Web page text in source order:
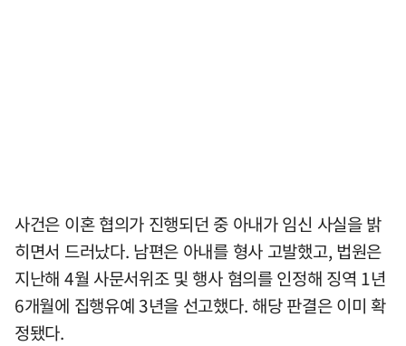
사건은 이혼 협의가 진행되던 중 아내가 임신 사실을 밝
히면서 드러났다. 남편은 아내를 형사 고발했고, 법원은
지난해 4월 사문서위조 및 행사 혐의를 인정해 징역 1년
6개월에 집행유예 3년을 선고했다. 해당 판결은 이미 확
정됐다.